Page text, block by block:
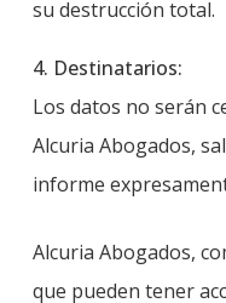
su destrucción total.
4. Destinatarios:
Los datos no serán
Alcuria Abogados,
informe
Alcuria Abogados,
que pueden tener